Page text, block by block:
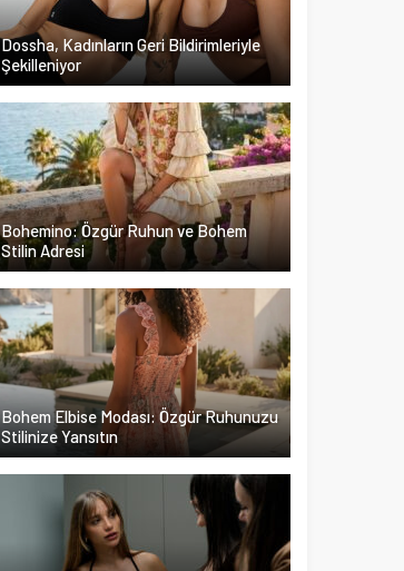
Dossha, Kadınların Geri Bildirimleriyle
Şekilleniyor
Bohemino: Özgür Ruhun ve Bohem
Stilin Adresi
Bohem Elbise Modası: Özgür Ruhunuzu
Stilinize Yansıtın